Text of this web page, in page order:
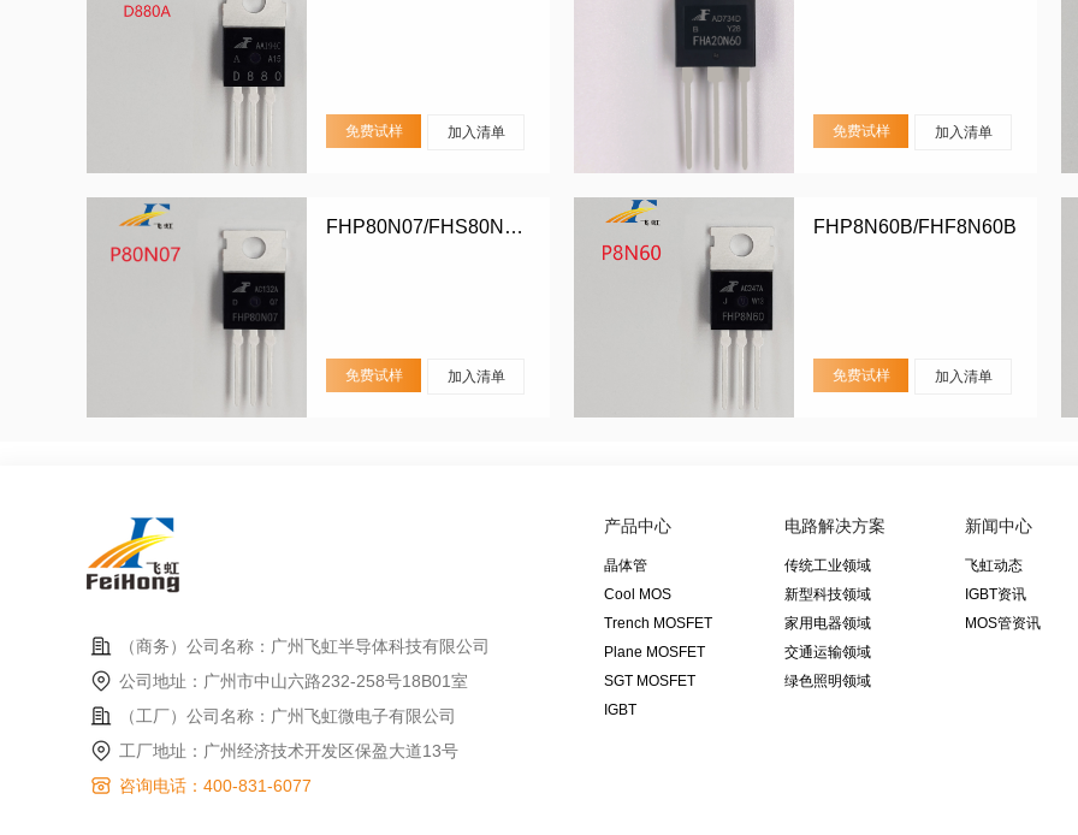
免费试样 加入清单 免费试样 加入清单
FHP80N07/FHS80N07/FHD80N07
免费试样 加入清单
FHP8N60B/FHF8N60B
免费试样 加入清单
（商务）公司名称：广州飞虹半导体科技有限公司
公司地址：广州市中山六路232-258号18B01室
（工厂）公司名称：广州飞虹微电子有限公司
工厂地址：广州经济技术开发区保盈大道13号
咨询电话：400-831-6077
产品中心
晶体管
Cool MOS
Trench MOSFET
Plane MOSFET
SGT MOSFET
IGBT
电路解决方案
传统工业领域
新型科技领域
家用电器领域
交通运输领域
绿色照明领域
新闻中心
飞虹动态
IGBT资讯
MOS管资讯